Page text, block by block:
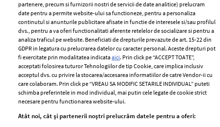
ELLE Style Awards
2024
Despre ELLE
Romania
Contact
Abonamente
Termeni si conditii
Politica de
confidențialitate
Politica de cookies
Publicitate
femei
partenere, precum si furnizorii nostri de servicii de date analitice) prelucram
date pentru a permite website-ului sa functioneze, pentru a personaliza
continutul si anunturile publicitare afisate in functie de interesele si/sau profilul
dvs., pentru a va oferi functionalitati aferente retelelor de socializare si pentru a
analiza traficul pe website. Beneficiati de drepturile prevazute de art. 15-22 din
GDPR in legatura cu prelucrarea datelor cu caracter personal. Aceste drepturi pot
fi exercitate prin modalitatea indicataaici. Prin click pe “ACCEPT TOATE”,
acceptati folosirea tuturor Tehnologiilor de tip Cookie, care implica inclusiv
acceptul dvs. cu privire la stocarea/accesarea informatiilor de catre Vendor-ii cu
care colaboram. Prin click pe “VREAU SA MODIFIC SETARILE INDIVIDUAL” puteti
schimba preferintele in mod individual, mai putin cele legate de cookie strict
necesare pentru functionarea website-ului.
Atât noi, cât și partenerii noștri prelucrăm datele pentru a oferi: